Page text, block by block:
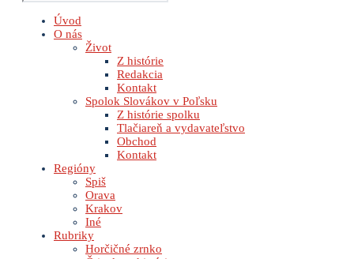
Úvod
O nás
Život
Z histórie
Redakcia
Kontakt
Spolok Slovákov v Poľsku
Z histórie spolku
Tlačiareň a vydavateľstvo
Obchod
Kontakt
Regióny
Spiš
Orava
Krakov
Iné
Rubriky
Horčičné zrnko